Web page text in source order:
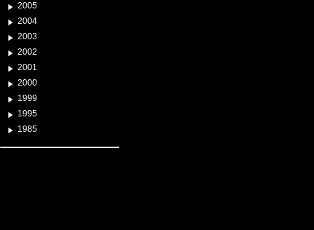
2005
2004
2003
2002
2001
2000
1999
1995
1985